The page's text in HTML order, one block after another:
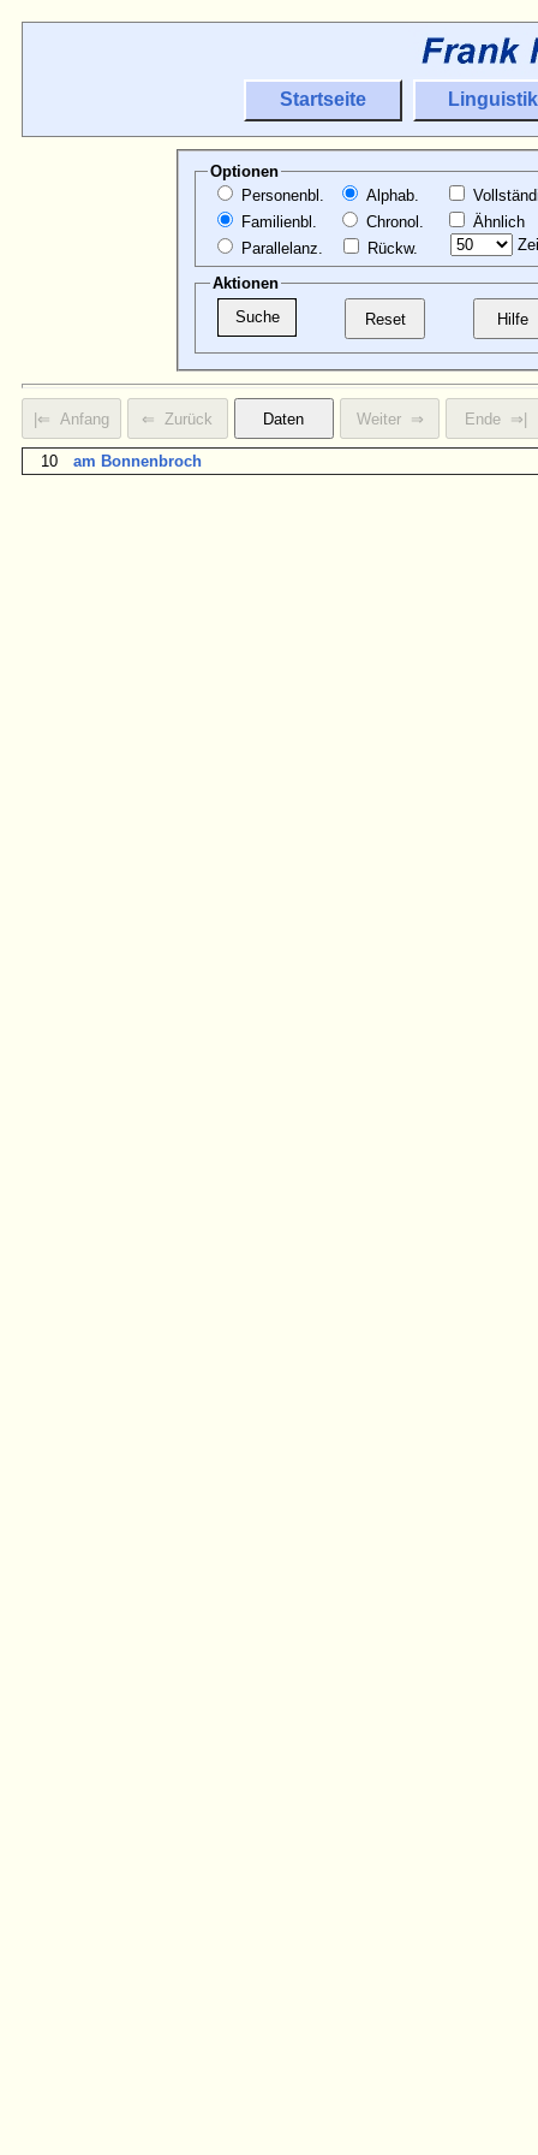
Startseite Linguistik
Optionen
Personenbl.
Familienbl.
Parallelanz.
Alphab.
Chronol.
Rückw.
Ähnlich
Aktionen
10 am Bonnenbroch